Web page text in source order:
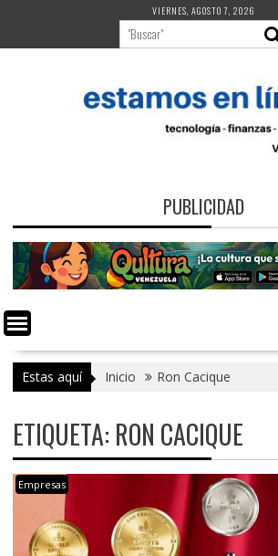
contenido
VIERNES, AGOSTO 7, 2026
PUBLICIDAD
Estas aquí Inicio Ron Cacique
ETIQUETA: RON CACIQUE
Empresas